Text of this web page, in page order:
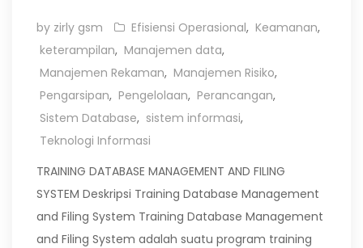
by zirly gsm Efisiensi Operasional, Keamanan,
keterampilan, Manajemen data,
Manajemen Rekaman, Manajemen Risiko,
Pengarsipan, Pengelolaan, Perancangan,
Sistem Database, sistem informasi,
Teknologi Informasi
TRAINING DATABASE MANAGEMENT AND FILING
SYSTEM Deskripsi Training Database Management
and Filing System Training Database Management
and Filing System adalah suatu program training